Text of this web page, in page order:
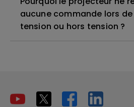
aucune commande lors
tension ou hors tension ?